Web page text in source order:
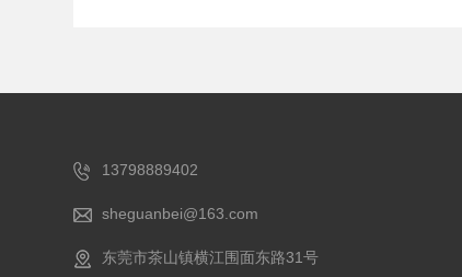
13798889402
sheguanbei@163.com
东莞市茶山镇横江围面东路31号